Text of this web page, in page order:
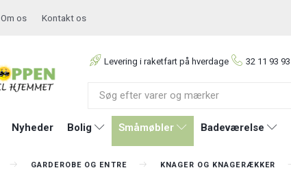
Om os Kontakt os
Levering i raketfart på hverdage 32 11 93 93
Nyheder Bolig Småmøbler Badeværelse
GARDEROBE OG ENTRE KNAGER OG KNAGERÆKKER